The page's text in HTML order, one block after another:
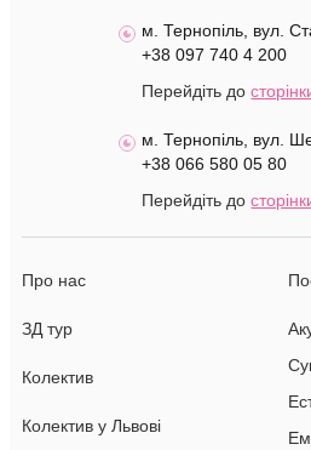
Про нас
ЗД тур
Колектив
Колектив у Львові
м. Тернопіль, вул.
+38 097 740 4 200
Перейдіть до
м. Тернопіль, вул.
+38 066 580 05 80
Перейдіть до